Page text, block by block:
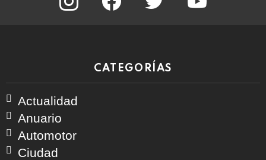
CATEGORÍAS
Actualidad
Anuario
Automotor
Ciudad